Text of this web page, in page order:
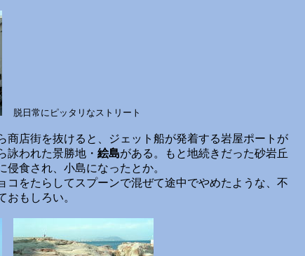
脱日常にピッタリなストリート
店街を抜けると、ジェット船が発着する岩屋ポートが
詠われた景勝地・ 絵島がある。もと地続きだった砂岩丘
食され、小島になったとか。
をたらしてスプーンで混ぜて途中でやめたような、不
おもしろい。